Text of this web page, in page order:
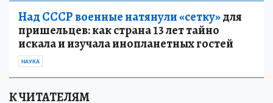
Над СССР военные натянули «сетку»для
пришельцев: как страна 13 лет тайно
искала и изучала инопланетных гостей
НАУКА
К ЧИТАТЕЛЯМ